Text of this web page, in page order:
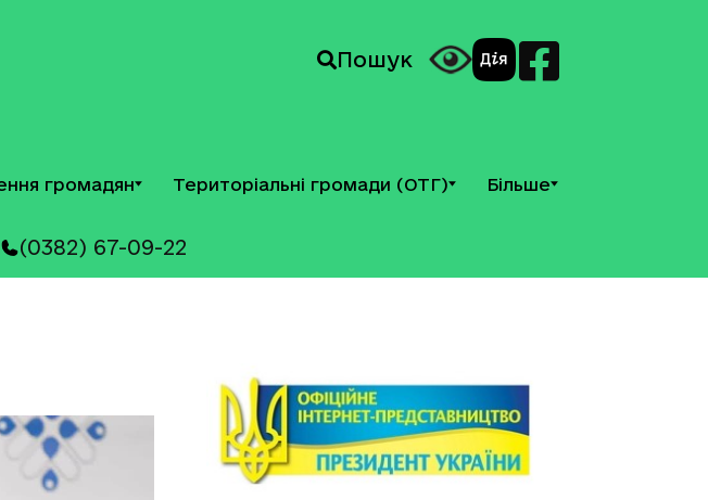
Пошук
громадян Територіальні громади (ОТГ) Більше
(0382) 67-09-22